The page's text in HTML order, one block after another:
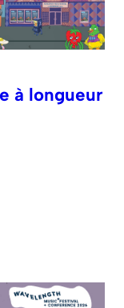
à longueur